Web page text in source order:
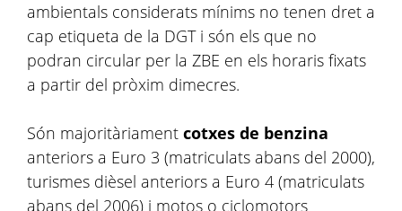
ambientals considerats mínims no tenen dret a
cap etiqueta de la DGT i són els que no
podran circular per la ZBE en els horaris fixats
a partir del pròxim dimecres.
Són majoritàriament cotxes de benzina
anteriors a Euro 3 (matriculats abans del 2000),
turismes dièsel anteriors a Euro 4 (matriculats
abans del 2006) i motos o ciclomotors